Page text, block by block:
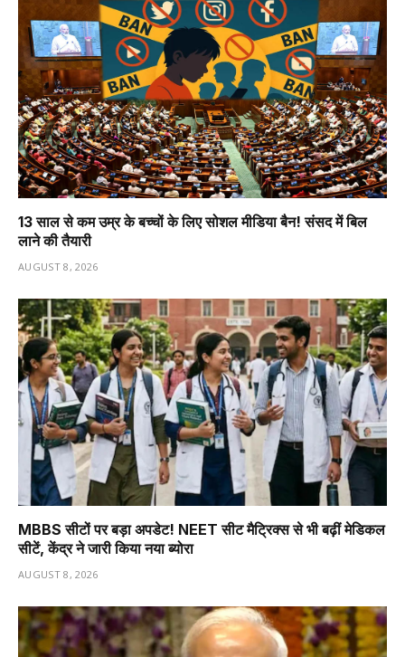
13 साल से कम उम्र के बच्चों के लिए सोशल मीडिया बैन! संसद में बिल
लाने की तैयारी
AUGUST 8, 2026
MBBS सीटों पर बड़ा अपडेट! NEET सीट मैट्रिक्स से भी बढ़ीं मेडिकल
सीटें, केंद्र ने जारी किया नया ब्योरा
AUGUST 8, 2026